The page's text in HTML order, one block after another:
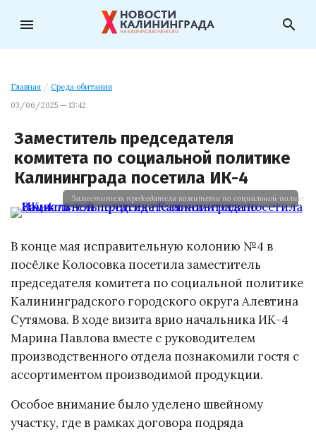
menu search
Главная / Среда обитания
03/06/2025 — 13:42
Заместитель председателя
комитета по социальной политике
Калининграда посетила ИК-4
Заместитель председателя комитета по социальной
В конце мая исправительную колонию №4 в
посёлке Колосовка посетила заместитель
председателя комитета по социальной политике
Калининградского городского округа Алевтина
Сутямова. В ходе визита врио начальника ИК-4
Марина Павлова вместе с руководителем
производственного отдела познакомили гостя с
ассортиментом производимой продукции.
Особое внимание было уделено швейному
участку, где в рамках договора подряда